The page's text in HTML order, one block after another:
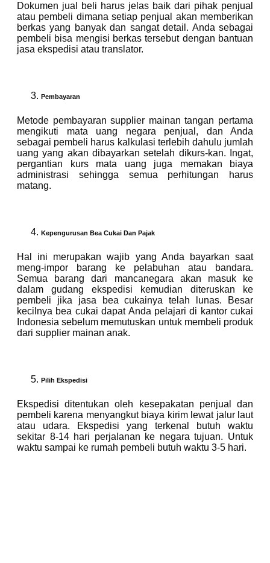
Dokumen jual beli harus jelas baik dari pihak penjual
atau pembeli dimana setiap penjual akan memberikan
berkas yang banyak dan sangat detail. Anda sebagai
pembeli bisa mengisi berkas tersebut dengan bantuan
jasa ekspedisi atau translator.
Pembayaran
Metode pembayaran supplier mainan tangan pertama
mengikuti mata uang negara penjual, dan Anda
sebagai pembeli harus kalkulasi terlebih dahulu jumlah
uang yang akan dibayarkan setelah dikurs-kan. Ingat,
pergantian kurs mata uang juga memakan biaya
administrasi sehingga semua perhitungan harus
matang.
Kepengurusan Bea Cukai Dan Pajak
Hal ini merupakan wajib yang Anda bayarkan saat
meng-impor barang ke pelabuhan atau bandara.
Semua barang dari mancanegara akan masuk ke
dalam gudang ekspedisi kemudian diteruskan ke
pembeli jika jasa bea cukainya telah lunas. Besar
kecilnya bea cukai dapat Anda pelajari di kantor cukai
Indonesia sebelum memutuskan untuk membeli produk
dari supplier mainan anak.
Pilih Ekspedisi
Ekspedisi ditentukan oleh kesepakatan penjual dan
pembeli karena menyangkut biaya kirim lewat jalur laut
atau udara. Ekspedisi yang terkenal butuh waktu
sekitar 8-14 hari perjalanan ke negara tujuan. Untuk
waktu sampai ke rumah pembeli butuh waktu 3-5 hari.